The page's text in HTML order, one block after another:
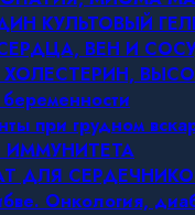
КУЛЬТОВЫЙ
ВЕН И
при грудном
ИММУНИТЕТА
ДЛЯ
Онкология,